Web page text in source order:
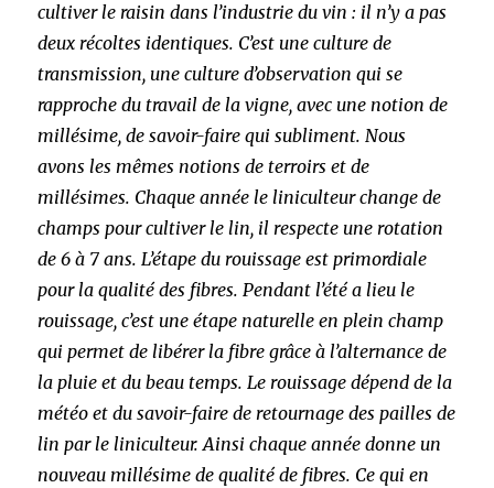
cultiver le raisin dans l’industrie du vin : il n’y a pas
deux récoltes identiques. C’est une culture de
transmission, une culture d’observation qui se
rapproche du travail de la vigne, avec une notion de
millésime, de savoir-faire qui subliment. Nous
avons les mêmes notions de terroirs et de
millésimes. Chaque année le liniculteur change de
champs pour cultiver le lin, il respecte une rotation
de 6 à 7 ans. L’étape du rouissage est primordiale
pour la qualité des fibres. Pendant l’été a lieu le
rouissage, c’est une étape naturelle en plein champ
qui permet de libérer la fibre grâce à l’alternance de
la pluie et du beau temps. Le rouissage dépend de la
météo et du savoir-faire de retournage des pailles de
lin par le liniculteur. Ainsi chaque année donne un
nouveau millésime de qualité de fibres. Ce qui en